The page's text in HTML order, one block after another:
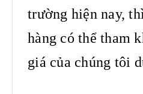
trường hiện nay,
hàng có thể tham
giá của chúng tôi